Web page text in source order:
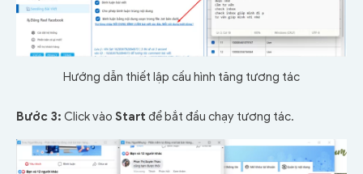
Hướng dẫn thiết lập cấu hình tăng tương tác
Bước 3: Click vào Start để bắt đầu chạy tương tác.